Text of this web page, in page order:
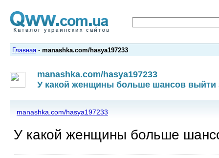
Главная - manashka.com/hasya197233
manashka.com/hasya197233
У какой женщины больше шансов выйти
manashka.com/hasya197233
У какой женщины больше